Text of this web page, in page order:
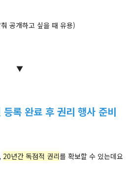
공개하고 싶을 때 유용)
▼
록 완료 후 권리 행사 준비
20년간 독점적 권리를 확보할 수 있는데요